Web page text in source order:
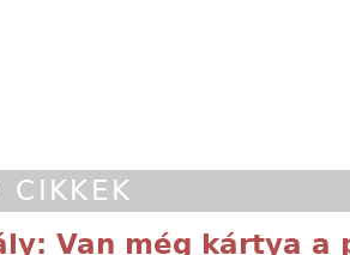
CIKKEK
Van még kártya a